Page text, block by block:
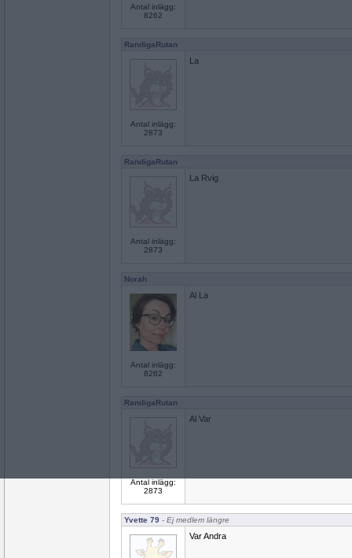
Antal inlägg:
8262
RandigaRutan
Antal inlägg:
2873
La
RandigaRutan
Antal inlägg:
2873
La Rvig
Norah
Antal inlägg:
8262
Al La
RandigaRutan
Antal inlägg:
2873
Al Var
Yvette 79 - Ej medlem längre
Var Andra